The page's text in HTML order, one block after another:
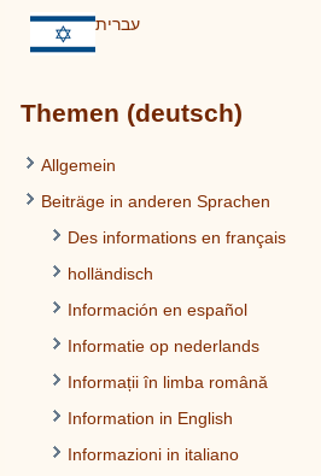
עברית
Themen (deutsch)
Allgemein
Beiträge in anderen Sprachen
Des informations en français
holländisch
Información en español
Informatie op nederlands
Informații în limba română
Information in English
Informazioni in italiano